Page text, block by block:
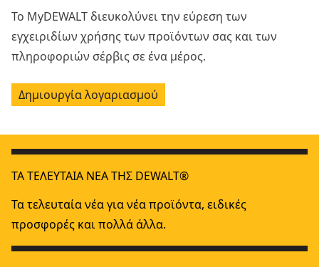
Το MyDEWALT διευκολύνει την εύρεση των
εγχειριδίων χρήσης των προϊόντων σας και των
πληροφοριών σέρβις σε ένα μέρος.
Δημιουργία λογαριασμού
ΤΑ ΤΕΛΕΥΤΑΊΑ ΝΈΑ ΤΗΣ DEWALT®
Τα τελευταία νέα για νέα προϊόντα, ειδικές
προσφορές και πολλά άλλα.